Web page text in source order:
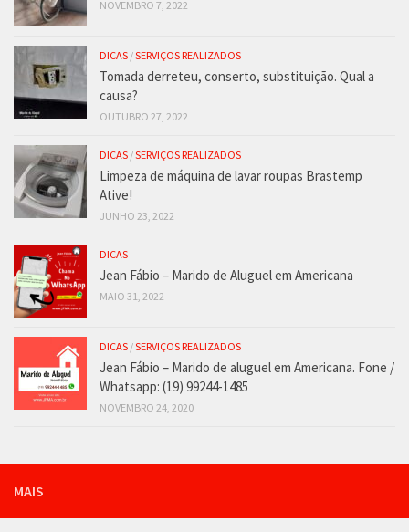
NOVEMBRO 7, 2022
DICAS /SERVIÇOS REALIZADOS
Tomada derreteu, conserto, substituição. Qual a
causa?
OUTUBRO 27, 2022
DICAS /SERVIÇOS REALIZADOS
Limpeza de máquina de lavar roupas Brastemp
Ative!
JUNHO 23, 2022
DICAS
Jean Fábio – Marido de Aluguel em Americana
MAIO 31, 2022
DICAS /SERVIÇOS REALIZADOS
Jean Fábio – Marido de aluguel em Americana. Fone /
Whatsapp: (19) 99244-1485
NOVEMBRO 24, 2020
MAIS